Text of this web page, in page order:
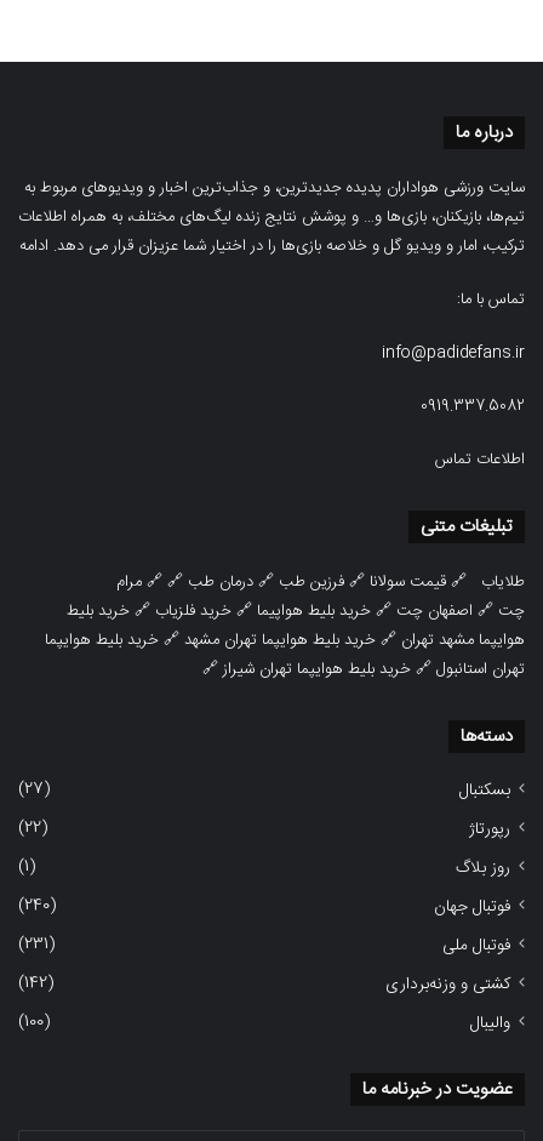
درباره ما
سایت ورزشی هواداران پدیده جدیدترین، و جذاب‌ترین اخبار و ویدیوهای مربوط به
تیم‌ها، بازیکنان، بازی‌ها و… و پوشش نتایج زنده لیگ‌های مختلف، به همراه اطلاعات
ترکیب، امار و ویدیو‌‌ گل‌ و خلاصه بازی‌ها را در اختیار شما عزیزان قرار می دهد. ادامه
تماس با ما:
info@padidefans.ir
0919.337.5082
اطلاعات تماس
تبلیغات متنی
طلایاب 🔗قیمت سولانا 🔗فرزین طب 🔗درمان طب 🔗 🔗مرام
چت 🔗 اصفهان چت 🔗خرید بلیط هواپیما 🔗خرید فلزیاب 🔗خرید بلیط
هوایپما مشهد تهران 🔗خرید بلیط هوایپما تهران مشهد🔗خرید بلیط هوایپما
تهران استانبول🔗خرید بلیط هوایپما تهران شیراز🔗
دسته‌ها
بسکتبال
(27)
رپورتاژ
(22)
روز بلاگ
(1)
فوتبال جهان
(240)
فوتبال ملی
(231)
کشتی و وزنه‌برداری
(142)
والیبال
(100)
عضویت در خبرنامه ما